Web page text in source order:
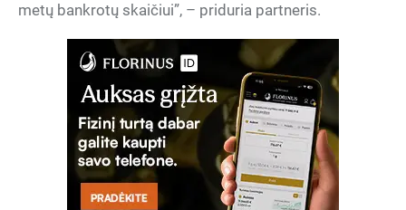
metų bankrotų skaičiui”, – priduria partneris.